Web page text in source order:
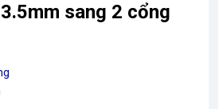
sang 2 cổng